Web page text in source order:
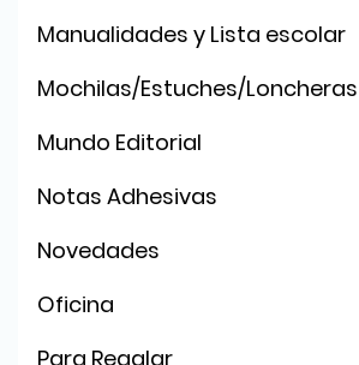
Manualidades y Lista escolar
Mochilas/Estuches/Loncheras
Mundo Editorial
Notas Adhesivas
Novedades
Oficina
Para Regalar